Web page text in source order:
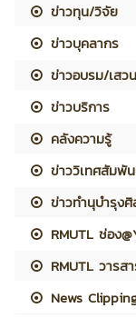
ข่าวทุน/วิจัย
ข่าวบุคลากร
ข่าวอบรม/เสว
ข่าวบริการ
คลังความรู้
ข่าววิเทศสัมพั
ข่าวทำนุบำรุง
RMUTL ช่อง
RMUTL วารส
News